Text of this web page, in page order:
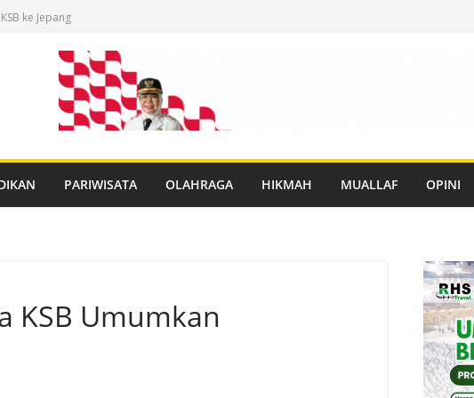
ke Jepang
Rabies
PBG Gratis
Distribusi
PARIWISATA OLAHRAGA HIKMAH MUALLAF OPINI
KSB Umumkan